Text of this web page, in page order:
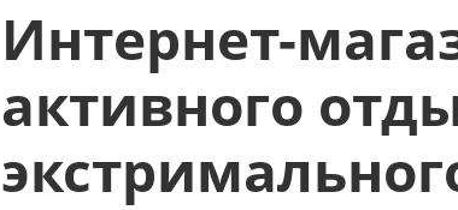
Интернет-
активного